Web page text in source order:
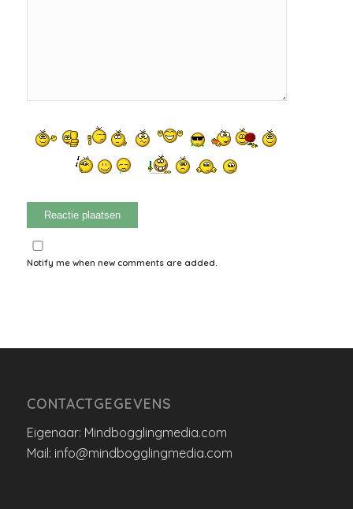
Notify me when new comments are added.
CONTACTGEGEVENS
Eigenaar: Mindbogglingmedia.com
Mail: info@mindbogglingmedia.com